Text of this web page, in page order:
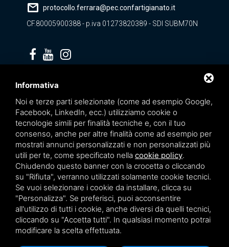
mail protocollo.ferrara@pec.confartigianato.it
CF.80005900388 - p.iva 01273820389 - SDI SUBM70N
Questo sito è protetto da Google reCAPTCHA v3,Privacy Policy
Terms of Service
di Google.
Informativa
Noi e terze parti selezionate (come ad esempio Google,
Facebook, LinkedIn, ecc.) utilizziamo cookie o
tecnologie simili per finalità tecniche e, con il tuo
consenso, anche per altre finalità come ad esempio per
mostrati annunci personalizzati e non personalizzati più
utili per te, come specificato nella cookie policy.
Chiudendo questo banner con la crocetta o cliccando
su "Rifiuta", verranno utilizzati solamente cookie tecnici.
Se vuoi selezionare i cookie da installare, clicca su
"Personalizza". Se preferisci, puoi acconsentire
all'utilizzo di tutti i cookie, anche diversi da quelli tecnici,
cliccando su "Accetta tutti". In qualsiasi momento potrai
modificare la scelta effettuata.